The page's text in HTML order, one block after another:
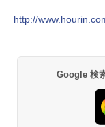
http://
Google 検